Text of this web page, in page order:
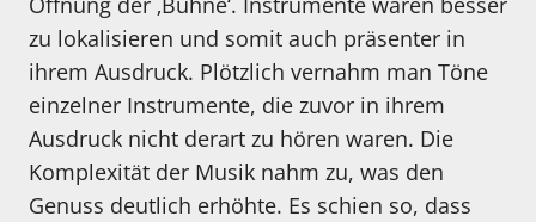
zu lokalisieren und somit auch präsenter in
ihrem Ausdruck. Plötzlich vernahm man Töne
einzelner Instrumente, die zuvor in ihrem
Ausdruck nicht derart zu hören waren. Die
Komplexität der Musik nahm zu, was den
Genuss deutlich erhöhte. Es schien so, dass